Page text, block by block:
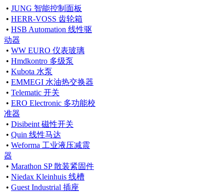
• JUNG 智能控制面板
• HERR-VOSS 齿轮箱
• HSB Automation 线性驱
动器
• WW EURO 仪表玻璃
• Hmdkontro 多级泵
• Kubota 水泵
• EMMEGI 水油热交换器
• Telematic 开关
• ERO Electronic 多功能校
准器
• Disibeint 磁性开关
• Quin 线性马达
• Weforma 工业液压减震
器
• Marathon SP 散装紧固件
• Niedax Kleinhuis 线槽
• Guest Industrial 插座